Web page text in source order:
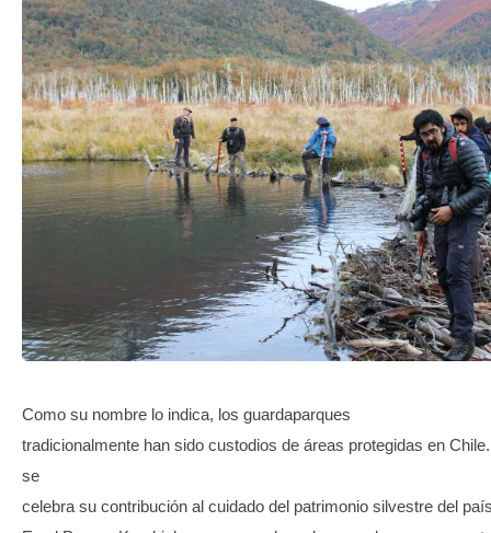
VIDEOS
GALERIA DE FOTOS
APP MÓVIL
TRANSPARENCIA
Como su nombre lo indica, los guardaparques
tradicionalmente han sido custodios de áreas protegidas en
se
celebra su contribución al cuidado del patrimonio silvestre del